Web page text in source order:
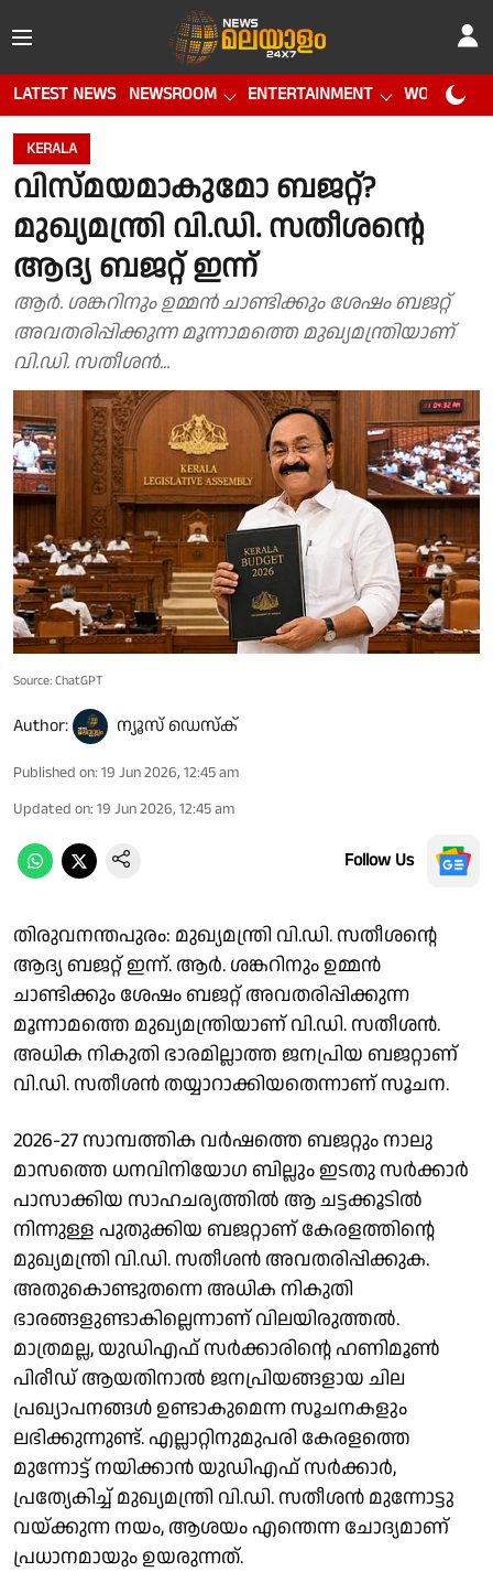
LATEST NEWS NEWSROOM ENTERTAINMENT WORLD CUP
KERALA
വിസ്മയമാകുമോ ബജറ്റ്?
മുഖ്യമന്ത്രി വി.ഡി. സതീശൻ്റെ
ആദ്യ ബജറ്റ് ഇന്ന്
ആർ. ശങ്കറിനും ഉമ്മൻ ചാണ്ടിക്കും ശേഷം ബജറ്റ്
അവതരിപ്പിക്കുന്ന മൂന്നാമത്തെ മുഖ്യമന്ത്രിയാണ്
വി.ഡി. സതീശൻ...
Source: ChatGPT
Author: ന്യൂസ് ഡെസ്ക്
Published on: 19 Jun 2026, 12:45 am
Updated on: 19 Jun 2026, 12:45 am
Follow Us
തിരുവനന്തപുരം: മുഖ്യമന്ത്രി വി.ഡി. സതീശൻ്റെ
ആദ്യ ബജറ്റ് ഇന്ന്. ആർ. ശങ്കറിനും ഉമ്മൻ
ചാണ്ടിക്കും ശേഷം ബജറ്റ് അവതരിപ്പിക്കുന്ന
മൂന്നാമത്തെ മുഖ്യമന്ത്രിയാണ് വി.ഡി. സതീശൻ.
അധിക നികുതി ഭാരമില്ലാത്ത ജനപ്രിയ ബജറ്റാണ്
വി.ഡി. സതീശൻ തയ്യാറാക്കിയതെന്നാണ് സൂചന.
2026-27 സാമ്പത്തിക വർഷത്തെ ബജറ്റും നാലു
മാസത്തെ ധനവിനിയോഗ ബില്ലും ഇടതു സർക്കാർ
പാസാക്കിയ സാഹചര്യത്തിൽ ആ ചട്ടക്കൂടിൽ
നിന്നുള്ള പുതുക്കിയ ബജറ്റാണ് കേരളത്തിൻ്റെ
മുഖ്യമന്ത്രി വി.ഡി. സതീശൻ അവതരിപ്പിക്കുക.
അതുകൊണ്ടുതന്നെ അധിക നികുതി
ഭാരങ്ങളുണ്ടാകില്ലെന്നാണ് വിലയിരുത്തൽ.
മാത്രമല്ല, യുഡിഎഫ് സർക്കാരിൻ്റെ ഹണിമൂൺ
പിരീഡ് ആയതിനാൽ ജനപ്രിയങ്ങളായ ചില
പ്രഖ്യാപനങ്ങൾ ഉണ്ടാകുമെന്ന സൂചനകളും
ലഭിക്കുന്നുണ്ട്. എല്ലാറ്റിനുമുപരി കേരളത്തെ
മുന്നോട്ട് നയിക്കാൻ യുഡിഎഫ് സർക്കാർ,
പ്രത്യേകിച്ച് മുഖ്യമന്ത്രി വി.ഡി. സതീശൻ മുന്നോട്ടു
വയ്ക്കുന്ന നയം, ആശയം എന്തെന്ന ചോദ്യമാണ്
പ്രധാനമായും ഉയരുന്നത്.